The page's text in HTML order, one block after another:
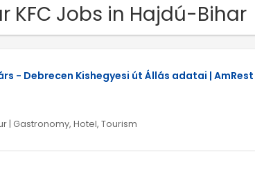
KFC Jobs in Hajdú-Bihar
- Debrecen Kishegyesi út Állás adatai | AmRest
| Gastronomy, Hotel, Tourism